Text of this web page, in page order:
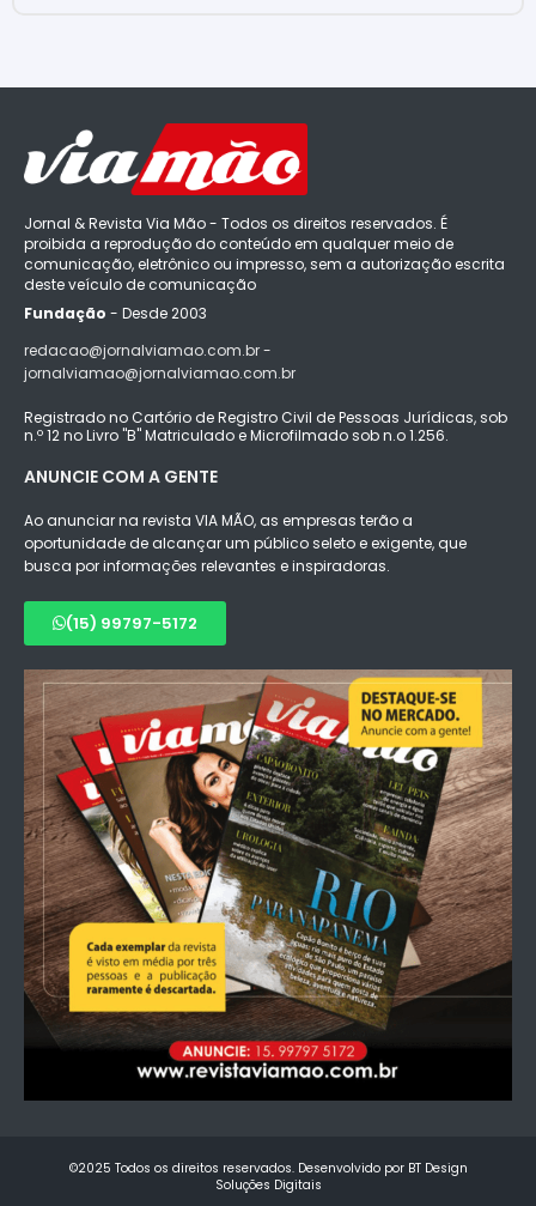
Jornal & Revista Via Mão - Todos os direitos reservados. É
proibida a reprodução do conteúdo em qualquer meio de
comunicação, eletrônico ou impresso, sem a autorização escrita
deste veículo de comunicação
Fundação - Desde 2003
redacao@jornalviamao.com.br -
jornalviamao@jornalviamao.com.br
Registrado no Cartório de Registro Civil de Pessoas Jurídicas, sob
n.º 12 no Livro "B" Matriculado e Microfilmado sob n.o 1.256.
ANUNCIE COM A GENTE
Ao anunciar na revista VIA MÃO, as empresas terão a
oportunidade de alcançar um público seleto e exigente, que
busca por informações relevantes e inspiradoras.
(15) 99797-5172
©2025 Todos os direitos reservados. Desenvolvido por BT Design
Soluções Digitais